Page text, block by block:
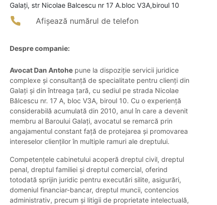
Galaţi, str Nicolae Balcescu nr 17 A.bloc V3A,biroul 10
Afișează numărul de telefon
Despre companie:
Avocat Dan Antohe pune la dispoziție servicii juridice
complexe și consultanță de specialitate pentru clienți din
Galați și din întreaga țară, cu sediul pe strada Nicolae
Bălcescu nr. 17 A, bloc V3A, biroul 10. Cu o experiență
considerabilă acumulată din 2010, anul în care a devenit
membru al Baroului Galați, avocatul se remarcă prin
angajamentul constant față de protejarea și promovarea
intereselor clienților în multiple ramuri ale dreptului.
Competențele cabinetului acoperă dreptul civil, dreptul
penal, dreptul familiei și dreptul comercial, oferind
totodată sprijin juridic pentru executări silite, asigurări,
domeniul financiar-bancar, dreptul muncii, contencios
administrativ, precum și litigii de proprietate intelectuală,